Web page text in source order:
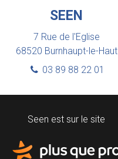
SEEN
7 Rue de l'Eglise
68520 Burnhaupt-le-Haut
03 89 88 22 01
Seen est sur le site